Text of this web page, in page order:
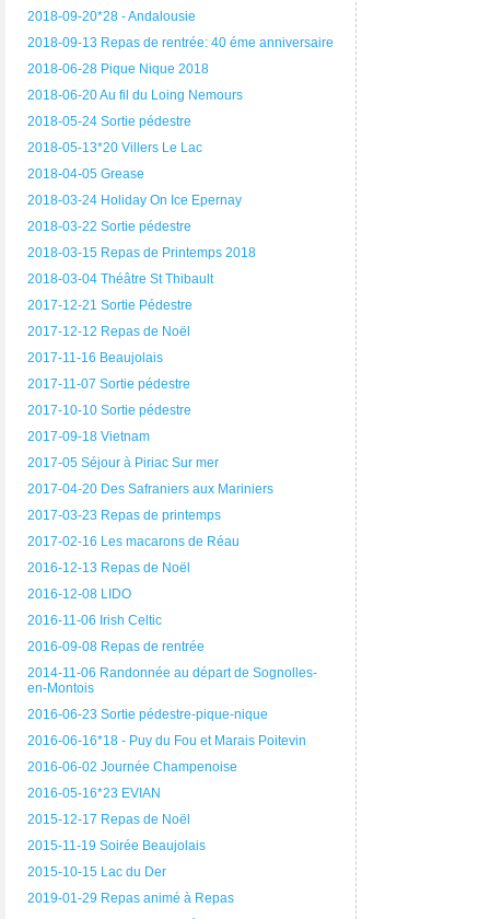
2018-09-20*28 - Andalousie
2018-09-13 Repas de rentrée: 40 éme anniversaire
2018-06-28 Pique Nique 2018
2018-06-20 Au fil du Loing Nemours
2018-05-24 Sortie pédestre
2018-05-13*20 Villers Le Lac
2018-04-05 Grease
2018-03-24 Holiday On Ice Epernay
2018-03-22 Sortie pédestre
2018-03-15 Repas de Printemps 2018
2018-03-04 Théâtre St Thibault
2017-12-21 Sortie Pédestre
2017-12-12 Repas de Noël
2017-11-16 Beaujolais
2017-11-07 Sortie pédestre
2017-10-10 Sortie pédestre
2017-09-18 Vietnam
2017-05 Séjour à Piriac Sur mer
2017-04-20 Des Safraniers aux Mariniers
2017-03-23 Repas de printemps
2017-02-16 Les macarons de Réau
2016-12-13 Repas de Noël
2016-12-08 LIDO
2016-11-06 Irish Celtic
2016-09-08 Repas de rentrée
2014-11-06 Randonnée au départ de Sognolles-
en-Montois
2016-06-23 Sortie pédestre-pique-nique
2016-06-16*18 - Puy du Fou et Marais Poitevin
2016-06-02 Journée Champenoise
2016-05-16*23 EVIAN
2015-12-17 Repas de Noël
2015-11-19 Soirée Beaujolais
2015-10-15 Lac du Der
2019-01-29 Repas animé à Repas